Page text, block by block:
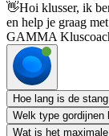
👋Hoi klusser, ik
en help je graag
GAMMA
Hoe lang is de
Welk type gordijnen
Wat is het